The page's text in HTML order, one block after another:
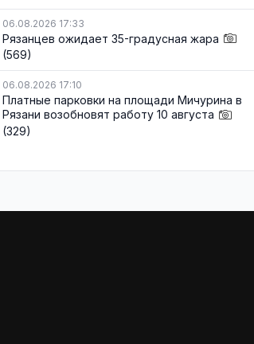
06.08.2026 17:33
Рязанцев ожидает 35-градусная жара
(569)
06.08.2026 17:10
Платные парковки на площади Мичурина в
Рязани возобновят работу 10 августа
(329)